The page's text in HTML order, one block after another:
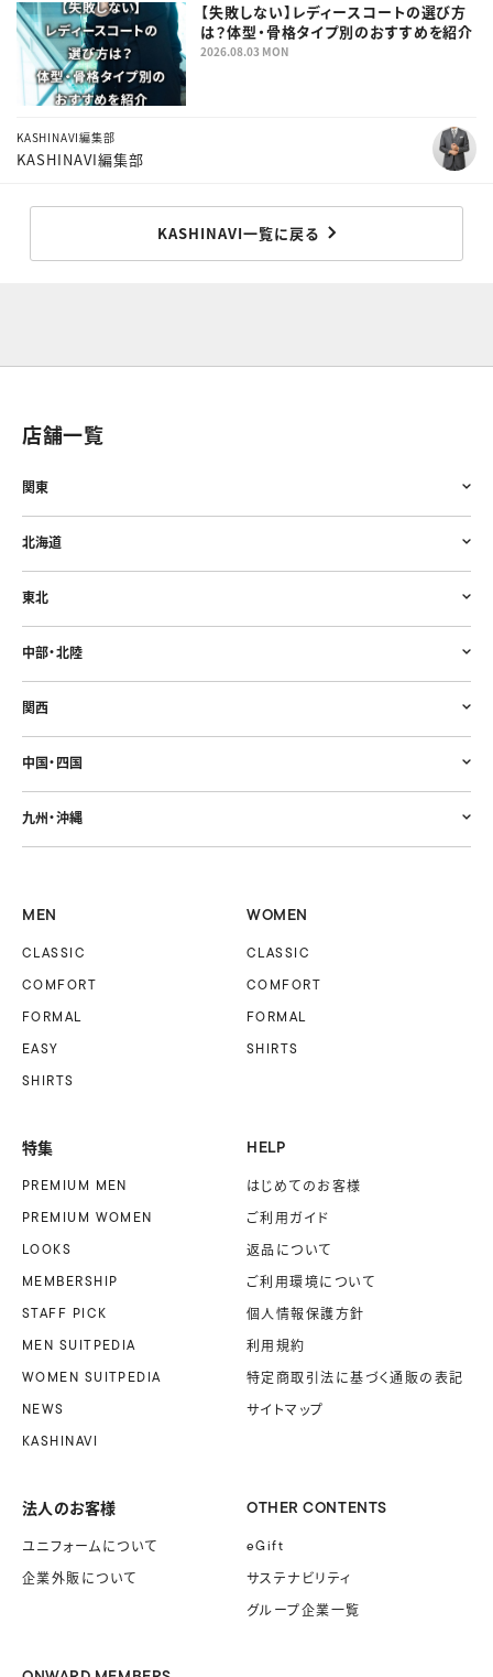
【失敗しない】レディースコートの選び方
は？体型・骨格タイプ別のおすすめを紹介
2026.08.03 MON
KASHINAVI編集部
KASHINAVI編集部
KASHINAVI一覧に戻る
店舗一覧
関東
北海道
東北
中部・北陸
関西
中国・四国
九州・沖縄
MEN
CLASSIC
COMFORT
FORMAL
EASY
SHIRTS
WOMEN
CLASSIC
COMFORT
FORMAL
SHIRTS
特集
PREMIUM MEN
PREMIUM WOMEN
LOOKS
MEMBERSHIP
STAFF PICK
MEN SUITPEDIA
WOMEN SUITPEDIA
NEWS
KASHINAVI
HELP
はじめてのお客様
ご利用ガイド
返品について
ご利用環境について
個人情報保護方針
利用規約
特定商取引法に基づく通販の表記
サイトマップ
法人のお客様
ユニフォームについて
企業外販について
OTHER CONTENTS
eGift
サステナビリティ
グループ企業一覧